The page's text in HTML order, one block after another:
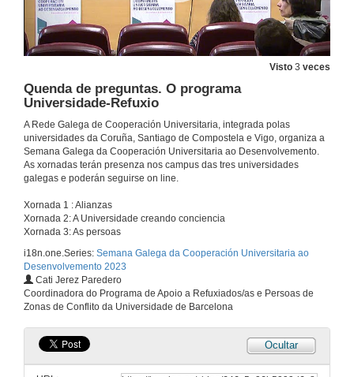
Visto 3 veces
Quenda de preguntas. O programa
Universidade-Refuxio
A Rede Galega de Cooperación Universitaria, integrada polas
universidades da Coruña, Santiago de Compostela e Vigo, organiza a
Semana Galega da Cooperación Universitaria ao Desenvolvemento.
As xornadas terán presenza nos campus das tres universidades
galegas e poderán seguirse on line.
Xornada 1 : Alianzas
Xornada 2: A Universidade creando conciencia
Xornada 3: As persoas
i18n.one.Series: Semana Galega da Cooperación Universitaria ao
Desenvolvemento 2023
Cati Jerez Paredero
Coordinadora do Programa de Apoio a Refuxiados/as e Persoas de
Zonas de Conflito da Universidade de Barcelona
Ocultar
Axenda 2030 na docencia universitaria. - Dende as aulas / O papel das unidades técnicas de cooperación / Dende a gobernanza
Panel de experiencias
10 de maio de 2023
Quenda de preguntas. Panel de experiencias
10 de maio de 2023
Xerando redes
Mesa de entidades
10 de maio de 2023
Quenda de preguntas. Xerando redes
Conferencia
11 de maio de 2023
Quenda de preguntas. Contexto e situación das persoas refuxiadas